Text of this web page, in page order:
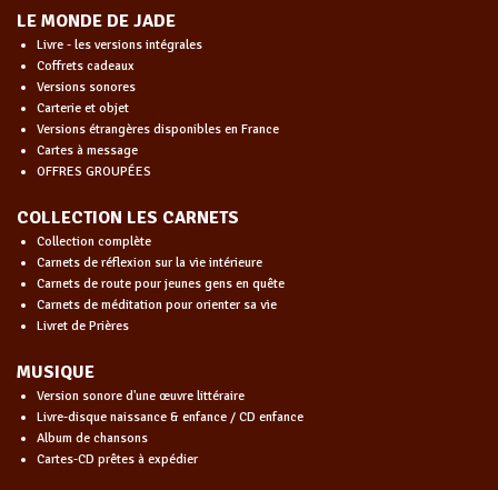
LE MONDE DE JADE
Livre - les versions intégrales
Coffrets cadeaux
Versions sonores
Carterie et objet
Versions étrangères disponibles en France
Cartes à message
OFFRES GROUPÉES
COLLECTION LES CARNETS
Collection complète
Carnets de réflexion sur la vie intérieure
Carnets de route pour jeunes gens en quête
Carnets de méditation pour orienter sa vie
Livret de Prières
MUSIQUE
Version sonore d'une œuvre littéraire
Livre-disque naissance & enfance / CD enfance
Album de chansons
Cartes-CD prêtes à expédier